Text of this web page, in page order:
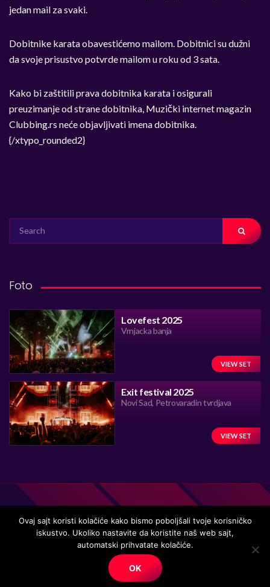
jedan mail za svaki.
Dobitnike karata obavestićemo mailom. Dobitnici su dužni
da svoje prisustvo potvrde mailom u roku od 3 sata.
Kako bi zaštitili prava dobitnika karata i osigurali
preuzimanje od strane dobitnika, Muzički internet magazin
Clubbing.rs neće objavljivati imena dobitnika.
{/xtypo_rounded2}
FOR:
Foto
Lovefest 2025
Vrnjacka banja
VIEW SET
Exit festival 2025
Novi Sad, Petrovaradin tvrdjava
VIEW SET
Handmade in Serbia 15 years ago, while listening to the great
© Copyright. All right reserved.
Ovaj sajt koristi kolačiće kako bismo poboljšali tvoje korisničko
iskustvo. Ukoliko nastavite da koristite naš web sajt,
automatski prihvatate kolačiće.
OK